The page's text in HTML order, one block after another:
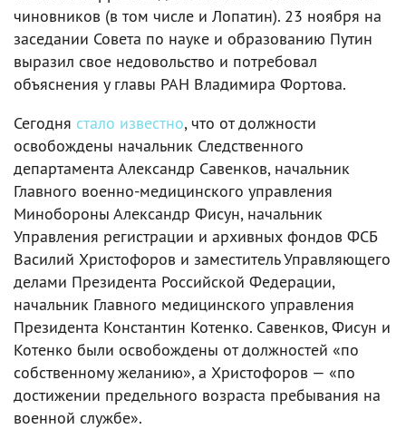
чиновников (в том числе и Лопатин). 23 ноября на
заседании Совета по науке и образованию Путин
выразил свое недовольство и потребовал
объяснения у главы РАН Владимира Фортова.
Сегодня стало известно, что от должности
освобождены начальник Следственного
департамента Александр Савенков, начальник
Главного военно-медицинского управления
Минобороны Александр Фисун, начальник
Управления регистрации и архивных фондов ФСБ
Василий Христофоров и заместитель Управляющего
делами Президента Российской Федерации,
начальник Главного медицинского управления
Президента Константин Котенко. Савенков, Фисун и
Котенко были освобождены от должностей «по
собственному желанию», а Христофоров — «по
достижении предельного возраста пребывания на
военной службе».